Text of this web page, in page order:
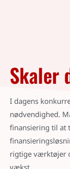
Skaler
I dagens
nødvendighed.
finansiering til at
rigtige værktøjer